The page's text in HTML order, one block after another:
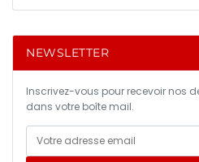
NEWSLETTER
Inscrivez-vous pour recevoir nos
dans votre boîte mail.